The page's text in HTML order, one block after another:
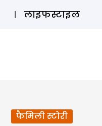
लाइफस्टाइल
फैमिली स्टोरी